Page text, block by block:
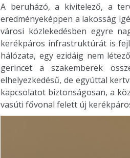
A beruházó, a kivitelező, a
eredményeképpen a lakosság
városi közlekedésben egyre
kerékpáros infrastruktúrát is
hálózata, egy ezidáig nem
gerincet a szakemberek
elhelyezkedésű, de egyúttal
kapcsolatot biztonságosan, a
vasúti fővonal felett új